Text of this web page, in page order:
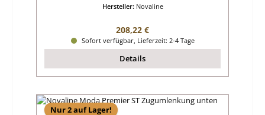
Hersteller: Novaline
Regulärer Preis:
208,22 €
Sofort verfügbar, Lieferzeit: 2-4 Tage
Details
Nur 2 auf Lager!